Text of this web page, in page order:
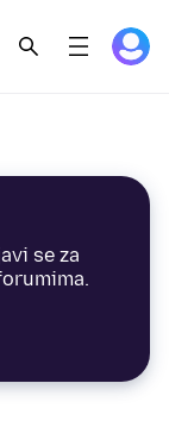
se za